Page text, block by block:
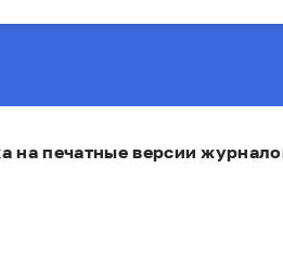
на печатные версии